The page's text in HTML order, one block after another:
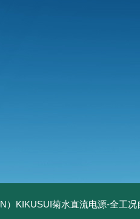
）KIKUSUI菊水直流电源-全工况